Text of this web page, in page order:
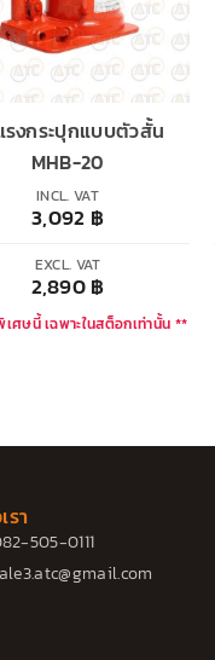
งกระปุกแบบตัวสั้น
MHB-20
INCL. VAT
3,092 ฿
EXCL. VAT
2,890฿
ศษนี้ เฉพาะในสต็อกเท่านั้น **
รา
505-0111